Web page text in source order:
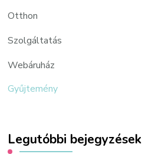
Otthon
Szolgáltatás
Webáruház
Gyűjtemény
Legutóbbi bejegyzések